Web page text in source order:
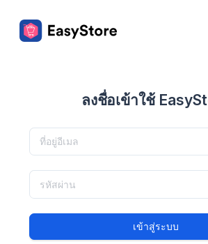
ลงชื่อเข้าใช้
เข้าสู่ระบบ